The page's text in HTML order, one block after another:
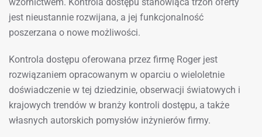
jest nieustannie rozwijana, a jej funkcjonalność
poszerzana o nowe możliwości.
Kontrola dostępu oferowana przez firmę Roger jest
rozwiązaniem opracowanym w oparciu o wieloletnie
doświadczenie w tej dziedzinie, obserwacji światowych i
krajowych trendów w branży kontroli dostępu, a także
własnych autorskich pomysłów inżynierów firmy.